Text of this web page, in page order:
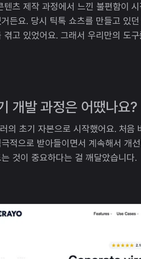
텐츠 제작 과정에서 느낀 불편함이
든요. 당시 틱톡 쇼츠를 만들고 있
겪고 있었어요. 그래서 우리만의 도
개발 과정은 어땠나요?
의 초기 자본으로 시작했어요. 처음
적으로 받아들이면서 계속해서 개
것이 중요하다는 걸 깨달았습니다.